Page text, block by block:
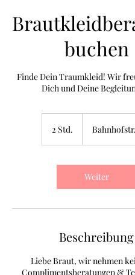
buchen
Finde Dein Traumkleid! Wir
Dich und Deine
2 Std.
d
Weiter
Beschreibung
Liebe Braut, wir nehmen
Complimentsberatungen &